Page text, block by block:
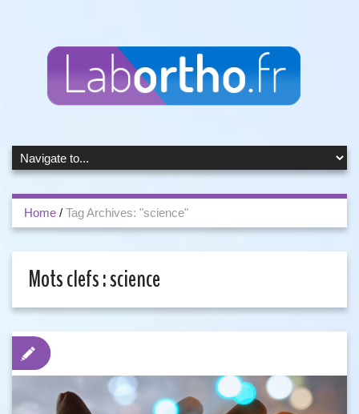
Home / Tag Archives: "science"
Mots clefs :science